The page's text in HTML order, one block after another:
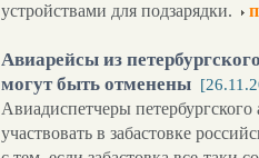
устройствами для подзарядки.
Авиарейсы из
могут быть отменены
Авиадиспетчеры
участвовать в забастовке